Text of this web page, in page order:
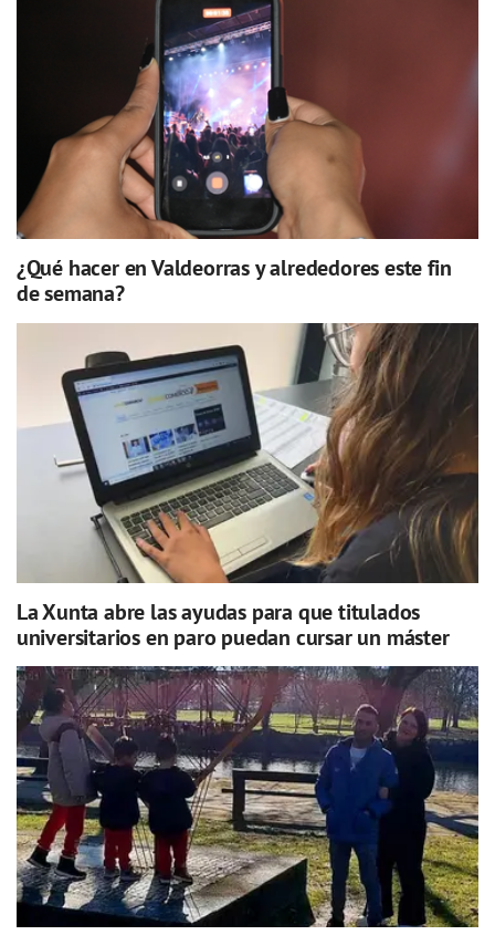
¿Qué hacer en Valdeorras y alrededores este fin
de semana?
La Xunta abre las ayudas para que titulados
universitarios en paro puedan cursar un máster